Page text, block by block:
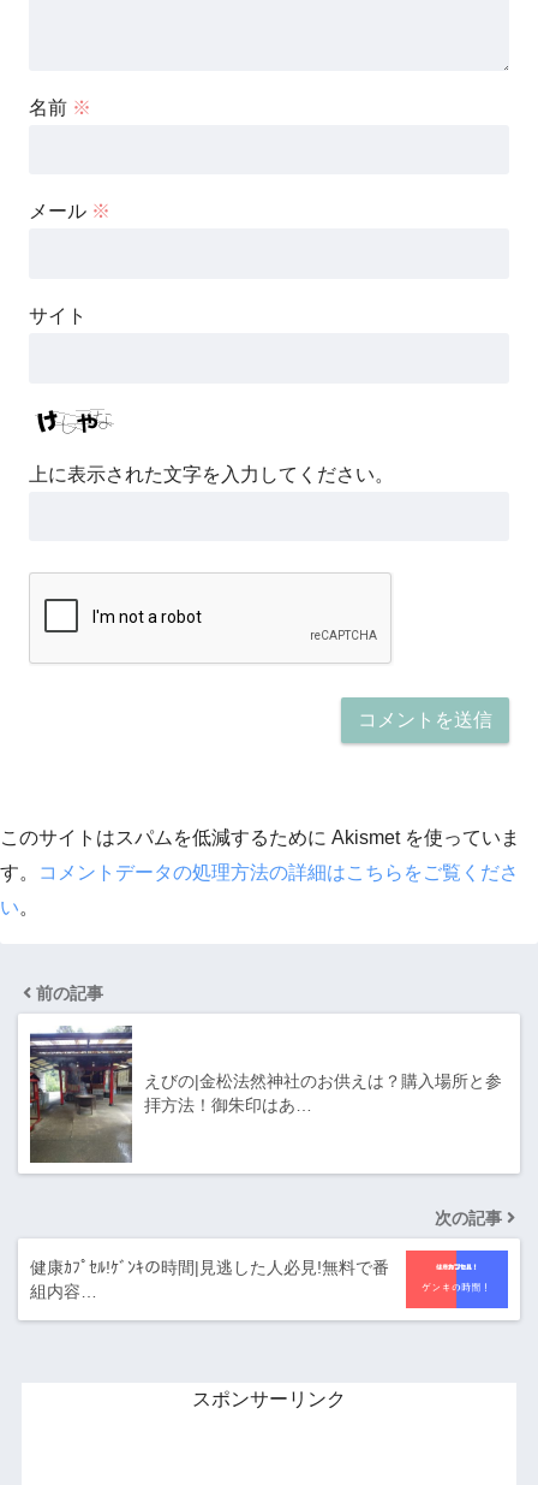
名前 ※
メール ※
サイト
上に表示された文字を入力してください。
このサイトはスパムを低減するために Akismet を使っていま
す。
コメントデータの処理方法の詳細はこちらをご覧くださ
い。
前の記事
えびの|金松法然神社のお供えは？購入場所と参
拝方法！御朱印はあ…
次の記事
健康ｶﾌﾟｾﾙ!ｹﾞﾝｷの時間|見逃した人必見!無料で番
組内容…
スポンサーリンク